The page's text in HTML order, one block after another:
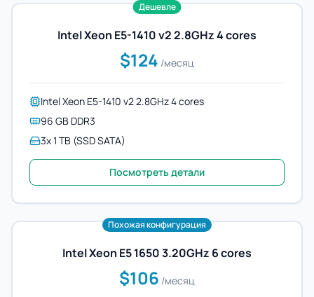
Дешевле
Intel Xeon E5-1410 v2 2.8GHz 4 cores
$124 /месяц
Intel Xeon E5-1410 v2 2.8GHz 4 cores
96 GB DDR3
3x 1 TB (SSD SATA)
Посмотреть детали
Похожая конфигурация
Intel Xeon E5 1650 3.20GHz 6 cores
$106 /месяц